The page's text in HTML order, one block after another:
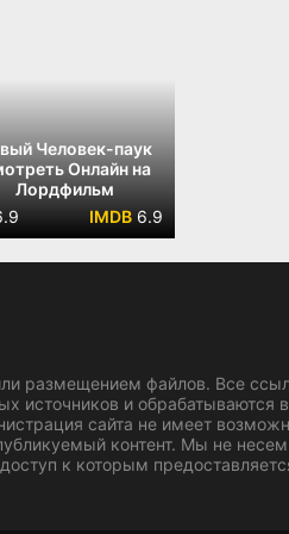
Человек-паук
Онлайн на
Лордфильм
6.9
размещением файлов. Все
источников и обрабатываются в
сайта не имеет
контент. Мы не несем
к которым